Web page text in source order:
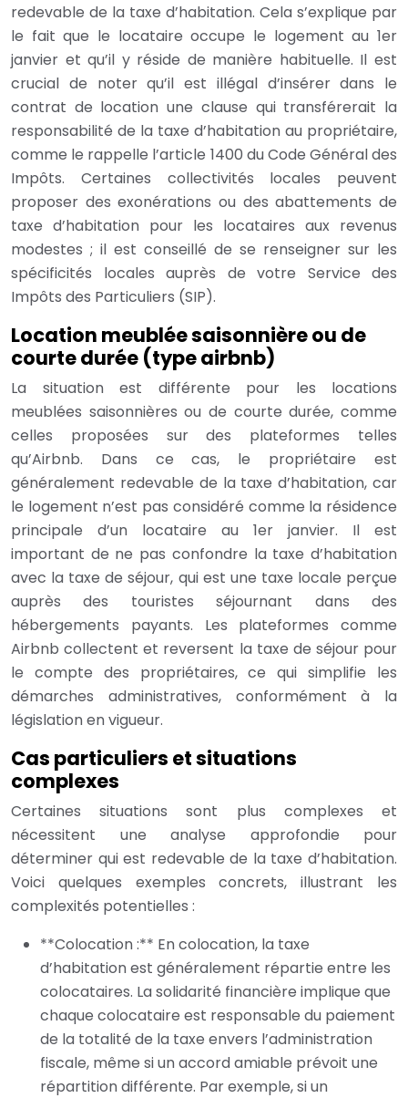
redevable de la taxe d’habitation. Cela s’explique par
le fait que le locataire occupe le logement au 1er
janvier et qu’il y réside de manière habituelle. Il est
crucial de noter qu’il est illégal d’insérer dans le
contrat de location une clause qui transférerait la
responsabilité de la taxe d’habitation au propriétaire,
comme le rappelle l’article 1400 du Code Général des
Impôts. Certaines collectivités locales peuvent
proposer des exonérations ou des abattements de
taxe d’habitation pour les locataires aux revenus
modestes ; il est conseillé de se renseigner sur les
spécificités locales auprès de votre Service des
Impôts des Particuliers (SIP).
Location meublée saisonnière ou de
courte durée (type airbnb)
La situation est différente pour les locations
meublées saisonnières ou de courte durée, comme
celles proposées sur des plateformes telles
qu’Airbnb. Dans ce cas, le propriétaire est
généralement redevable de la taxe d’habitation, car
le logement n’est pas considéré comme la résidence
principale d’un locataire au 1er janvier. Il est
important de ne pas confondre la taxe d’habitation
avec la taxe de séjour, qui est une taxe locale perçue
auprès des touristes séjournant dans des
hébergements payants. Les plateformes comme
Airbnb collectent et reversent la taxe de séjour pour
le compte des propriétaires, ce qui simplifie les
démarches administratives, conformément à la
législation en vigueur.
Cas particuliers et situations
complexes
Certaines situations sont plus complexes et
nécessitent une analyse approfondie pour
déterminer qui est redevable de la taxe d’habitation.
Voici quelques exemples concrets, illustrant les
complexités potentielles :
**Colocation :** En colocation, la taxe
d’habitation est généralement répartie entre les
colocataires. La solidarité financière implique que
chaque colocataire est responsable du paiement
de la totalité de la taxe envers l’administration
fiscale, même si un accord amiable prévoit une
répartition différente. Par exemple, si un